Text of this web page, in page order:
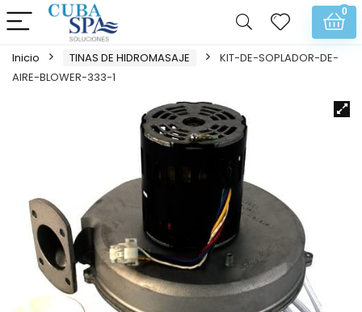
0
Inicio TINAS DE HIDROMASAJE
KIT-DE-SOPLADOR-DE-
AIRE-BLOWER-333-1